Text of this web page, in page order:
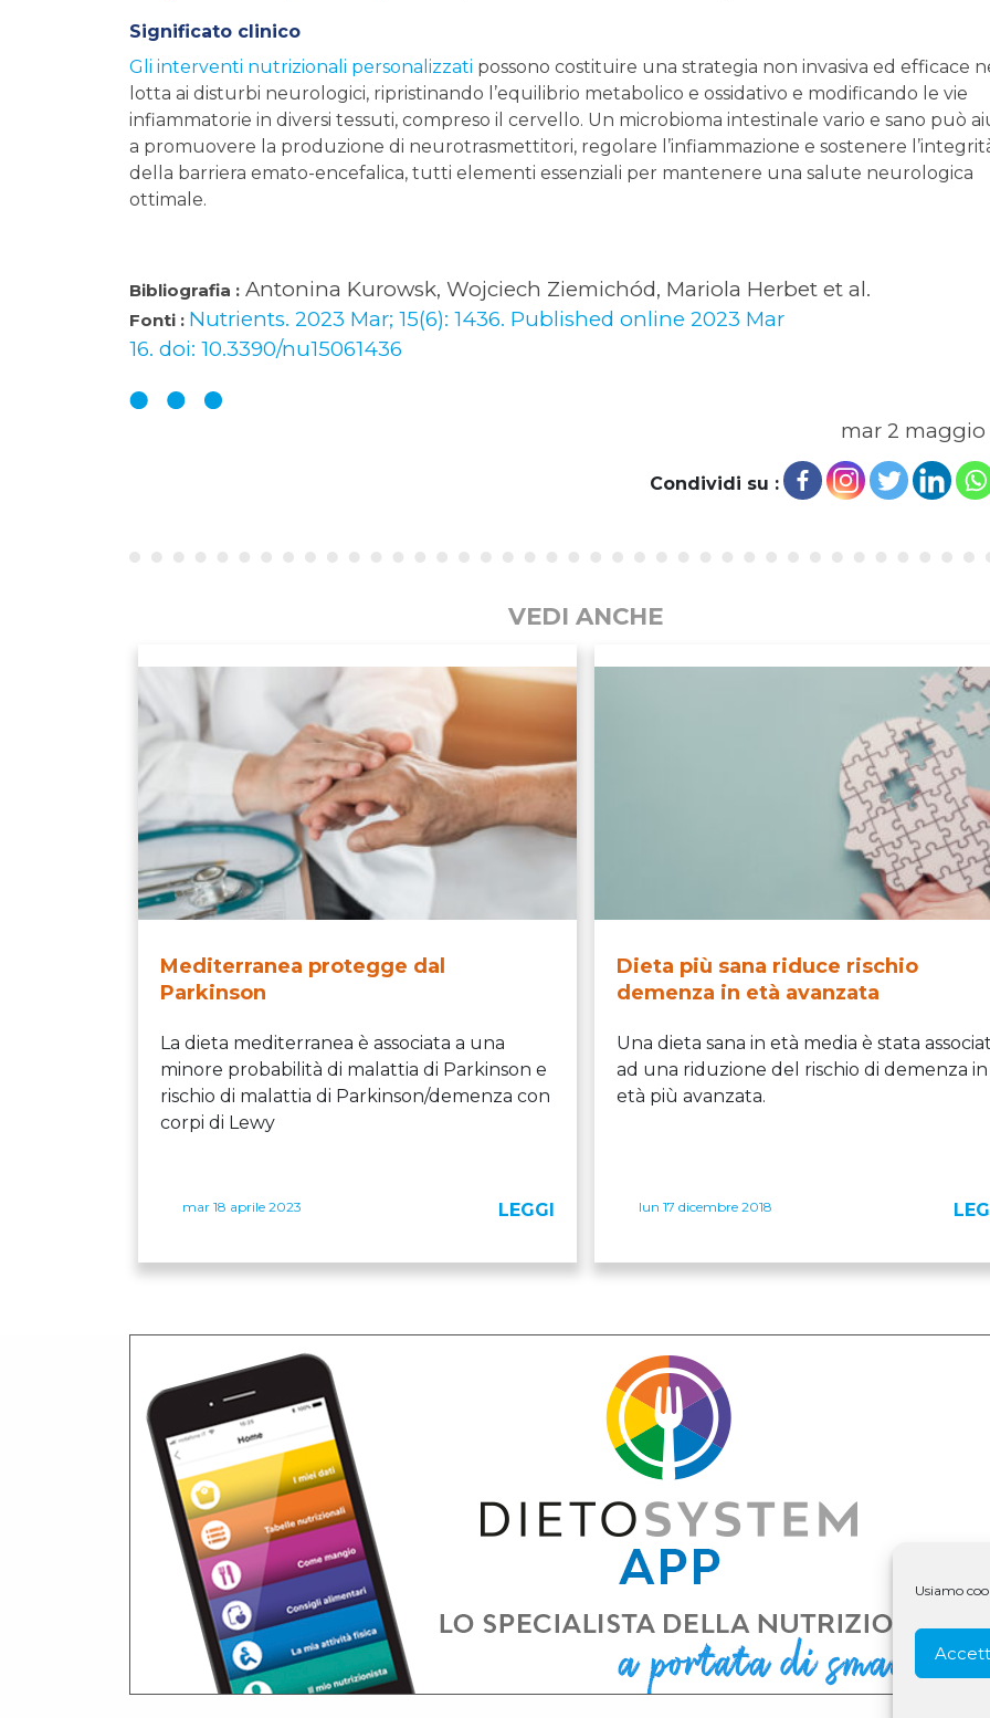
Usiamo
Significato clinico
Gli interventi nutrizionali personalizzati possono costituire una strategia non invasiva ed efficace
lotta ai disturbi neurologici, ripristinando l’equilibrio metabolico e ossidativo e modificando le vie
infiammatorie in diversi tessuti, compreso il cervello. Un microbioma intestinale vario e sano può
a promuovere la produzione di neurotrasmettitori, regolare l’infiammazione e sostenere
della barriera emato-encefalica, tutti elementi essenziali per mantenere una salute neurologica
ottimale.
Bibliografia : Antonina Kurowsk, Wojciech Ziemichód, Mariola Herbet et al.
Fonti : Nutrients. 2023 Mar; 15(6): 1436. Published online 2023 Mar
16. doi: 10.3390/nu15061436
mar 2 maggio
Condividi su :
VEDI ANCHE
Mediterranea protegge dal
Parkinson
La dieta mediterranea è associata a una
minore probabilità di malattia di Parkinson e
rischio di malattia di Parkinson/demenza con
corpi di Lewy
mar 18 aprile 2023 LEGGI
Dieta più sana riduce rischio
demenza in età avanzata
Una dieta sana in età media è stata
ad una riduzione del rischio di demenza in
età più avanzata.
lun 17 dicembre 2018